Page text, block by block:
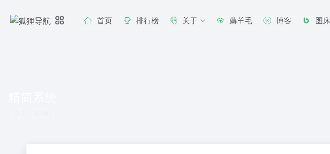
首页 排行榜 关于 薅羊毛 博客 图床